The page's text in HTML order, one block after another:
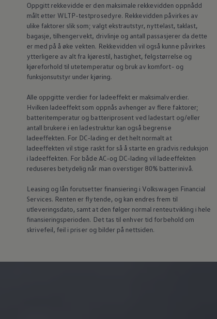
Oppgitt rekkevidde er den maksimale rekkevidden oppnådd
målt etter WLTP-testprosedyre. Rekkevidden påvirkes av
ulike faktorer slik som; valgt ekstrautstyr, nyttelast, taklast,
bagasje, tilhengervekt, drivlinje og antall passasjerer da dette
er med på å øke vekten. Rekkevidden vil også kunne påvirkes
ytterligere av alt fra kjørestil, hastighet, felgstørrelse og
kjøreforhold til utetemperatur og bruk av komfort- og
funksjonsutstyr under kjøring.
Alle oppgitte verdier for ladeeffekt er maksimalverdier.
Hvilken ladeeffekt som oppnås avhenger av flere faktorer;
batteritemperatur og batteriprosent ved ladestart og/eller
antall brukere i en ladestruktur kan også begrense
ladeeffekten. For DC-lading er det helt normalt at
ladeeffekten vil stige raskt for så å starte en gradvis reduksjon
i ladeeffekten. For både AC-og DC-lading vil ladeeffekten
reduseres betydelig når man overstiger 80% batterinivå.
Leasing og lån forutsetter finansiering i Volkswagen Financial
Services. Renten er flytende, og kan endres frem til
utleveringsdato, samt at den følger normal renteutvikling i hele
finansieringsperioden. Det tas til enhver tid forbehold om
skrivefeil, feil i priser og bilder på nettsiden.